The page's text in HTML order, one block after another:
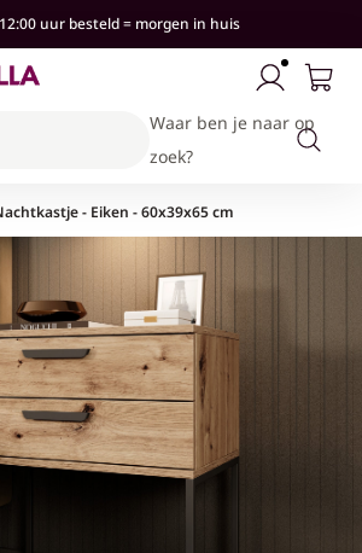
uur besteld = morgen in huis
Waar ben je naar op
zoek?
Woonkamer
Slaapkamer
Kinderkamer
Stijlen
- Eiken - 60x39x65 cm